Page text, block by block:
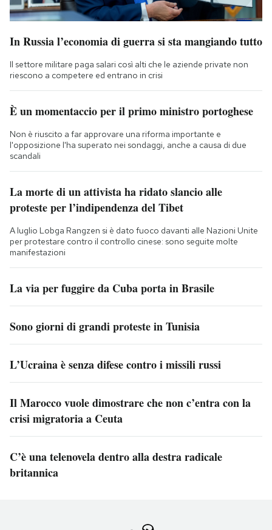
In Russia l’economia di guerra si sta mangiando tutto
Il settore militare paga salari così alti che le aziende private non
riescono a competere ed entrano in crisi
È un momentaccio per il primo ministro portoghese
Non è riuscito a far approvare una riforma importante e
l'opposizione l'ha superato nei sondaggi, anche a causa di due
scandali
La morte di un attivista ha ridato slancio alle
proteste per l’indipendenza del Tibet
A luglio Lobga Rangzen si è dato fuoco davanti alle Nazioni Unite
per protestare contro il controllo cinese: sono seguite molte
manifestazioni
La via per fuggire da Cuba porta in Brasile
Sono giorni di grandi proteste in Tunisia
L’Ucraina è senza difese contro i missili russi
Il Marocco vuole dimostrare che non c’entra con la
crisi migratoria a Ceuta
C’è una telenovela dentro alla destra radicale
britannica